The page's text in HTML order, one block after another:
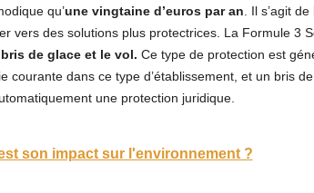
qu’une vingtaine d’euros par an. Il s’agit de
vers des solutions plus protectrices. La Formule 3
bris de glace et le vol. Ce type de protection est
courante dans ce type d’établissement, et un bris
une protection juridique.
son impact sur l'environnement ?